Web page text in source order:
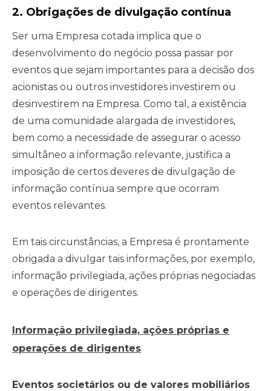
2. Obrigações de divulgação contínua
Ser uma Empresa cotada implica que o
desenvolvimento do negócio possa passar por
eventos que sejam importantes para a decisão dos
acionistas ou outros investidores investirem ou
desinvestirem na Empresa. Como tal, a existência
de uma comunidade alargada de investidores,
bem como a necessidade de assegurar o acesso
simultâneo a informação relevante, justifica a
imposição de certos deveres de divulgação de
informação contínua sempre que ocorram
eventos relevantes.
Em tais circunstâncias, a Empresa é prontamente
obrigada a divulgar tais informações, por exemplo,
informação privilegiada, ações próprias negociadas
e operações de dirigentes.
Informação privilegiada, ações próprias e
operações de dirigentes
Eventos societários ou de valores mobiliários